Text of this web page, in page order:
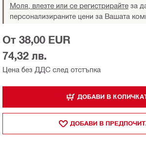
Моля, влезте или се регистрирайте за
персонализираните цени за Вашата
Цена без ДДС след отстъпка
От 38,00 EUR
74,32 лв.
ДОБАВИ В
ДОБАВИ В